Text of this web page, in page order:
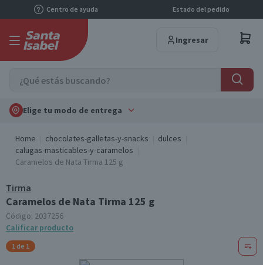
Centro de ayuda Estado del pedido
Ingresar
Elige tu modo de entrega
Home chocolates-galletas-y-snacks
dulces
calugas-masticables-y-caramelos
Caramelos de Nata Tirma 125 g
Tirma
Caramelos de Nata Tirma 125 g
Código: 2037256
Calificar producto
1 de 1